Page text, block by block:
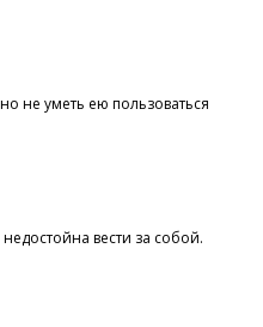
не уметь ею пользоваться
вести за собой.